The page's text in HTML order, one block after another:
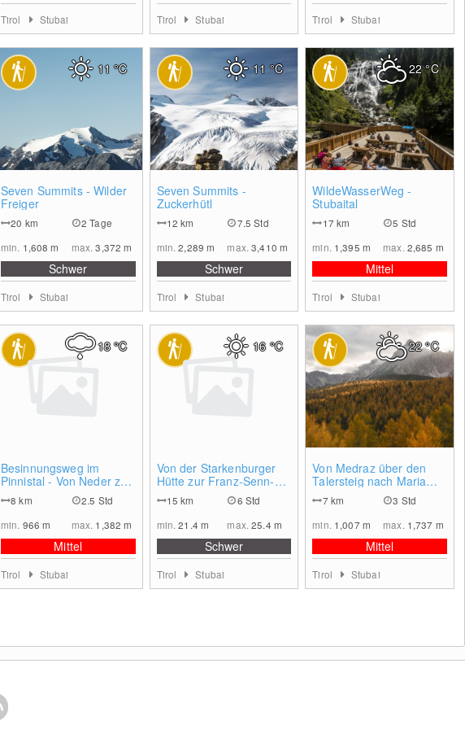
Tirol Stubai Tirol Stubai Tirol Stubai
Seven Summits - Wilder
Freiger
20 km
2 Tage
min. 1,608m max.3,372m
Schwer
11°C
Tirol Stubai
Seven Summits -
Zuckerhütl
12km
7.5 Std
min.2,289m max.3,410 m
Schwer
11°C
Tirol Stubai
WildeWasserWeg -
Stubaital
17 km
5 Std
min. 1,395 m max. 2,685 m
Mittel
22°C
Tirol Stubai
Besinnungsweg im
Pinnistal - Von Neder zur
Issenanger Alm
8km
2.5 Std
min. 966m max. 1,382m
Mittel
18°C
Tirol Stubai
Von der Starkenburger
Hütte zur Franz-Senn-
Hütte
15km
6 Std
min.21.4 m max.25.4 m
Schwer
16°C
Tirol Stubai
Von Medraz über den
Talersteig nach Maria
Waldrast
7 km
3 Std
min. 1,007 m max. 1,737 m
Mittel
22°C
Tirol Stubai